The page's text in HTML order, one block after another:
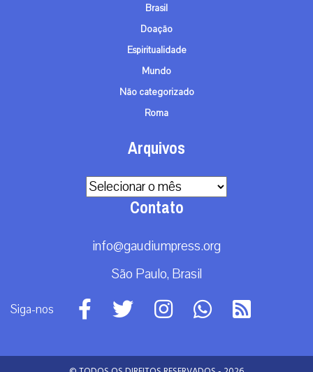
Brasil
Doação
Espiritualidade
Mundo
Não categorizado
Roma
Arquivos
Arquivos
Contato
info@gaudiumpress.org
São Paulo, Brasil
Siga-nos